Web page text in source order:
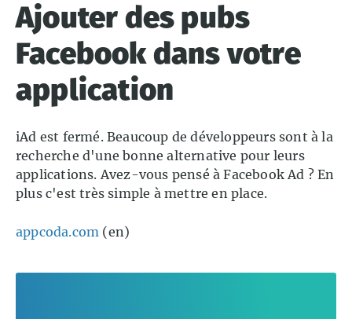
Ajouter des pubs
Facebook dans votre
application
iAd est fermé. Beaucoup de développeurs sont à la
recherche d'une bonne alternative pour leurs
applications. Avez-vous pensé à Facebook Ad ? En
plus c'est très simple à mettre en place.
appcoda.com (en)